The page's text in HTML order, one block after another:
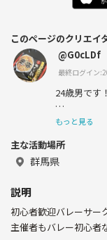
このページのクリエイ
@G0cLDf
最終ログイン
24歳男です！
こういう事
もっと見る
主な活動場所
群馬県
説明
初心者歓迎バレーサー
主催者もバレー初心者